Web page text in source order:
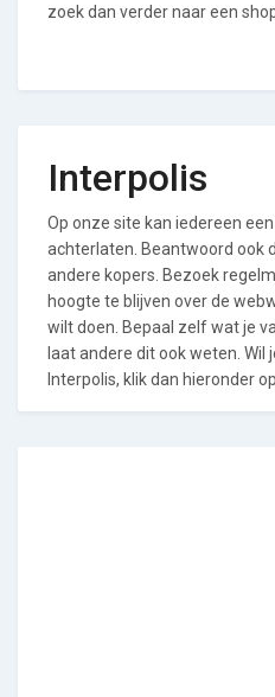
zoek dan verder naar een
Interpolis
Op onze site kan iedereen
achterlaten. Beantwoord ook
andere kopers. Bezoek
hoogte te blijven over de
wilt doen. Bepaal zelf wat je
laat andere dit ook weten. Wil
Interpolis, klik dan hieronder